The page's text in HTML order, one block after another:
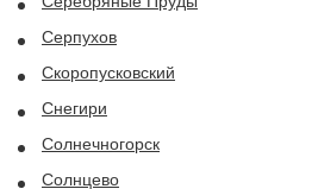
Серпухов
Скоропусковский
Снегири
Солнечногорск
Солнцево